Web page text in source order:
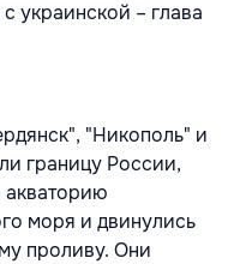
украинской – глава
"Никополь" и
границу России,
моря и двинулись
проливу. Они